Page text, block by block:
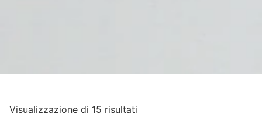
Visualizzazione di 15 risultati